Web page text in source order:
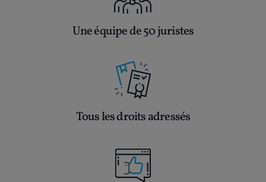
Une équipe de 50 juristes
Tous les droits adressés